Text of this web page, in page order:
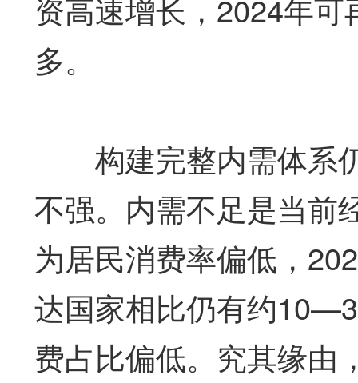
资高速增长，2024年
多。
构建完整内需体系
不强。内需不足是当前
为居民消费率偏低，
达国家相比仍有约
费占比偏低。究其缘由